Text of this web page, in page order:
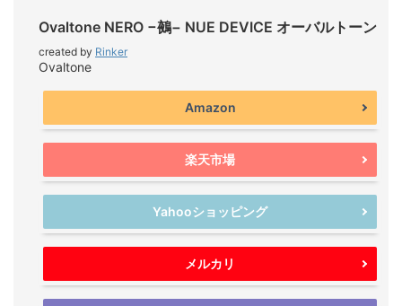
Ovaltone NERO −鵺− NUE DEVICE オーバルトーン
created by Rinker
Ovaltone
Amazon
楽天市場
Yahooショッピング
メルカリ